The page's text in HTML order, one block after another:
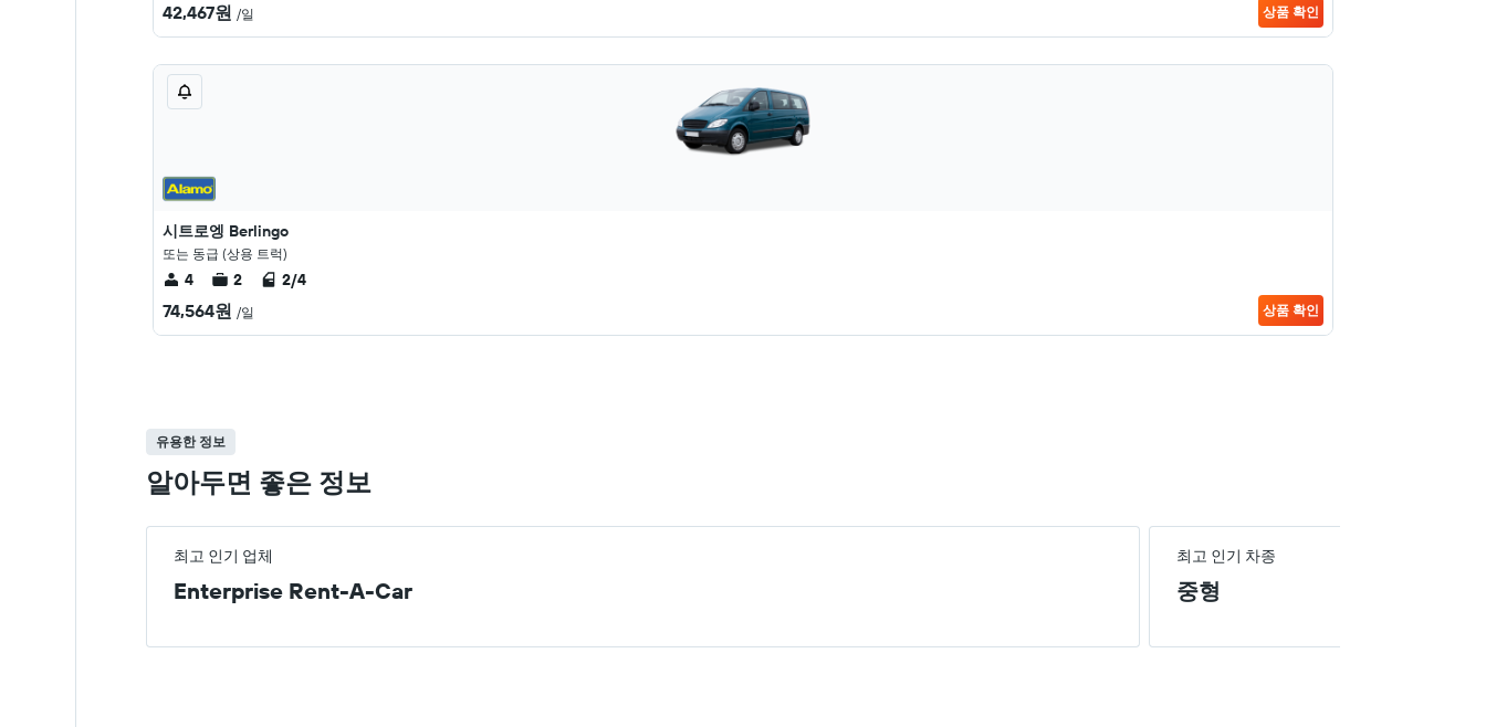
42,467원 /일 상품 확인
시트로엥 Berlingo
또는 동급 (상용 트럭)
4 2 2/4
74,564원 /일 상품 확인
유용한 정보
알아두면 좋은 정보
최고 인기 업체 최고 인기 차종
Enterprise Rent-A-Car 중형